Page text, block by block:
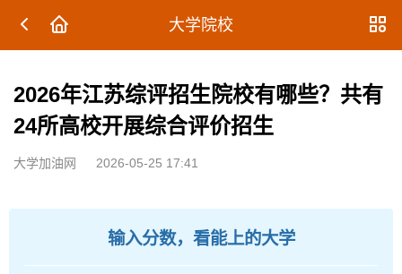
大学院校
2026年江苏综评招生院校有哪些？共有
24所高校开展综合评价招生
大学加油网 2026-05-25 17:41
输入分数，看能上的大学